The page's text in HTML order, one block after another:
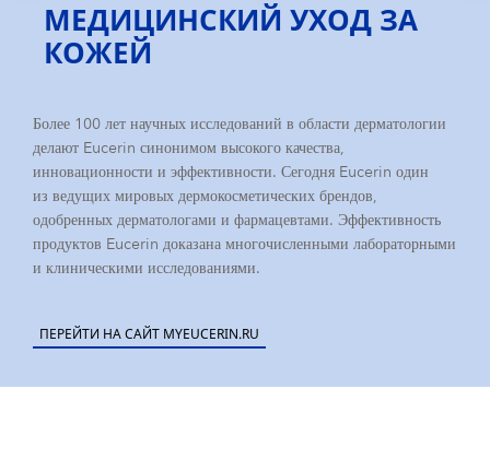
МЕДИЦИНСКИЙ УХОД ЗА
КОЖЕЙ
Более 100 лет научных исследований в области дерматологии
делают Eucerin синонимом высокого качества,
инновационности и эффективности. Сегодня Eucerin один
из ведущих мировых дермокосметических брендов,
одобренных дерматологами и фармацевтами. Эффективность
продуктов Eucerin доказана многочисленными лабораторными
и клиническими исследованиями.
ПЕРЕЙТИ НА САЙТ MYEUCERIN.RU